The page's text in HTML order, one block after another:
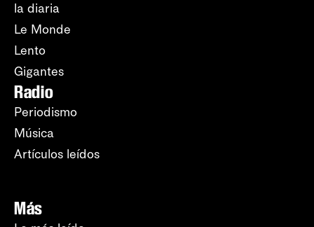
la diaria
Le Monde
Lento
Gigantes
Radio
Periodismo
Música
Artículos leídos
Más